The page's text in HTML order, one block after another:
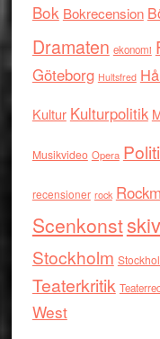
Bok Bokrecension
Dramaten ekonomi
Göteborg Hultsfred
Kultur Kulturpolitik
Musikvideo Opera
recensioner rock
Scenkonst
Stockholm
Teaterkritik
West